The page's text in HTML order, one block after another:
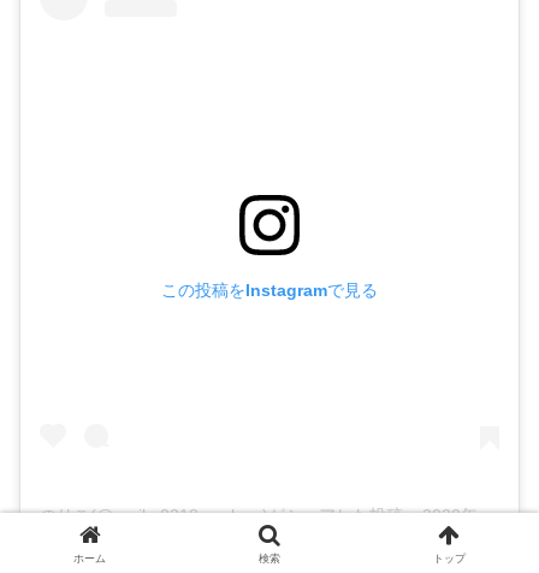
この投稿をInstagramで見る
のりこ(@noriko0218maxlove)がシェアした投稿 –2020年 4月月23日午前1時36分PDT
ホーム 検索 トップ